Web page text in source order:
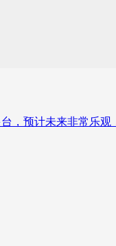
，预计未来非常乐观